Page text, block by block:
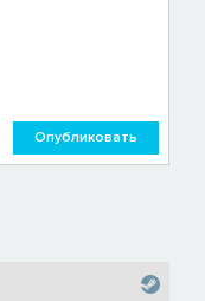
Опубликовать